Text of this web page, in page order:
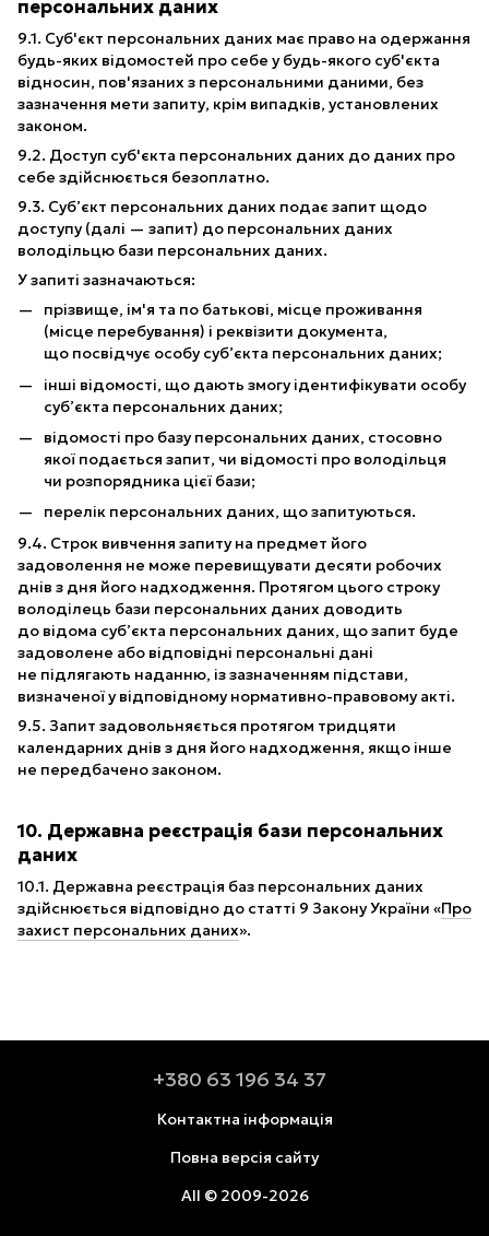
персональних даних
9.1. Суб'єкт персональних даних має право на одержання
будь-яких відомостей про себе у будь-якого суб'єкта
відносин, пов'язаних з персональними даними, без
зазначення мети запиту, крім випадків, установлених
законом.
9.2. Доступ суб'єкта персональних даних до даних про
себе здійснюється безоплатно.
9.3. Суб’єкт персональних даних подає запит щодо
доступу (далі — запит) до персональних даних
володільцю бази персональних даних.
У запиті зазначаються:
прізвище, ім'я та по батькові, місце проживання
(місце перебування) і реквізити документа,
що посвідчує особу суб’єкта персональних даних;
інші відомості, що дають змогу ідентифікувати особу
суб’єкта персональних даних;
відомості про базу персональних даних, стосовно
якої подається запит, чи відомості про володільця
чи розпорядника цієї бази;
перелік персональних даних, що запитуються.
9.4. Строк вивчення запиту на предмет його
задоволення не може перевищувати десяти робочих
днів з дня його надходження. Протягом цього строку
володілець бази персональних даних доводить
до відома суб’єкта персональних даних, що запит буде
задоволене або відповідні персональні дані
не підлягають наданню, із зазначенням підстави,
визначеної у відповідному нормативно-правовому акті.
9.5. Запит задовольняється протягом тридцяти
календарних днів з дня його надходження, якщо інше
не передбачено законом.
10. Державна реєстрація бази персональних
даних
10.1. Державна реєстрація баз персональних даних
здійснюється відповідно до статті 9 Закону України «Про
захист персональних даних».
+380 63 196 34 37
Контактна інформація
Повна версія сайту
All © 2009-2026